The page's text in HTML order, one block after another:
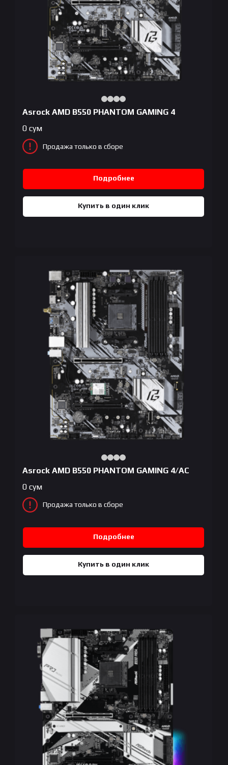
Asrock AMD B550 PHANTOM GAMING 4
0 сум
Продажа только в сборе
Подробнее
Купить в один клик
Asrock AMD B550 PHANTOM GAMING 4/AC
0 сум
Продажа только в сборе
Подробнее
Купить в один клик